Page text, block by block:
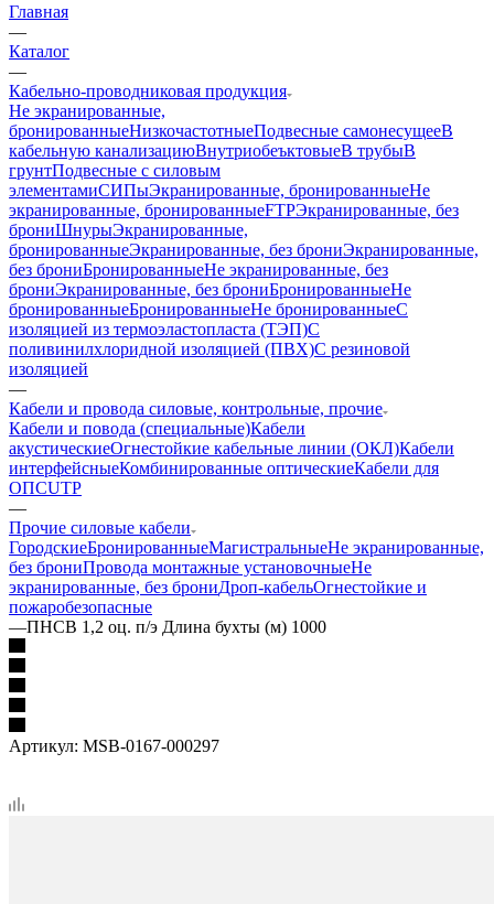
Главная
—
Каталог
—
Кабельно-проводниковая продукция
Не экранированные,
бронированныеНизкочастотныеПодвесные самонесущееВ
кабельную канализациюВнутриобеъктовыеВ трубыВ
грунтПодвесные с силовым
элементамиСИПыЭкранированные, бронированныеНе
экранированные, бронированныеFTPЭкранированные, без
брониШнурыЭкранированные,
бронированныеЭкранированные, без брониЭкранированные,
без брониБронированныеНе экранированные, без
брониЭкранированные, без брониБронированныеНе
бронированныеБронированныеНе бронированныеС
изоляцией из термоэластопласта (ТЭП)С
поливинилхлоридной изоляцией (ПВХ)С резиновой
изоляцией
—
Кабели и провода силовые, контрольные, прочие
Кабели и повода (специальные)Кабели
акустическиеОгнестойкие кабельные линии (ОКЛ)Кабели
интерфейсныеКомбинированные оптическиеКабели для
ОПСUTP
—
Прочие силовые кабели
ГородскиеБронированныеМагистральныеНе экранированные,
без брониПровода монтажные установочныеНе
экранированные, без брониДроп-кабельОгнестойкие и
пожаробезопасные
—ПНСВ 1,2 оц. п/э Длина бухты (м) 1000
Артикул: MSB-0167-000297